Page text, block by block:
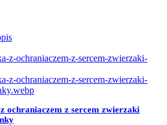
z ochraniaczem z sercem zwierzaki